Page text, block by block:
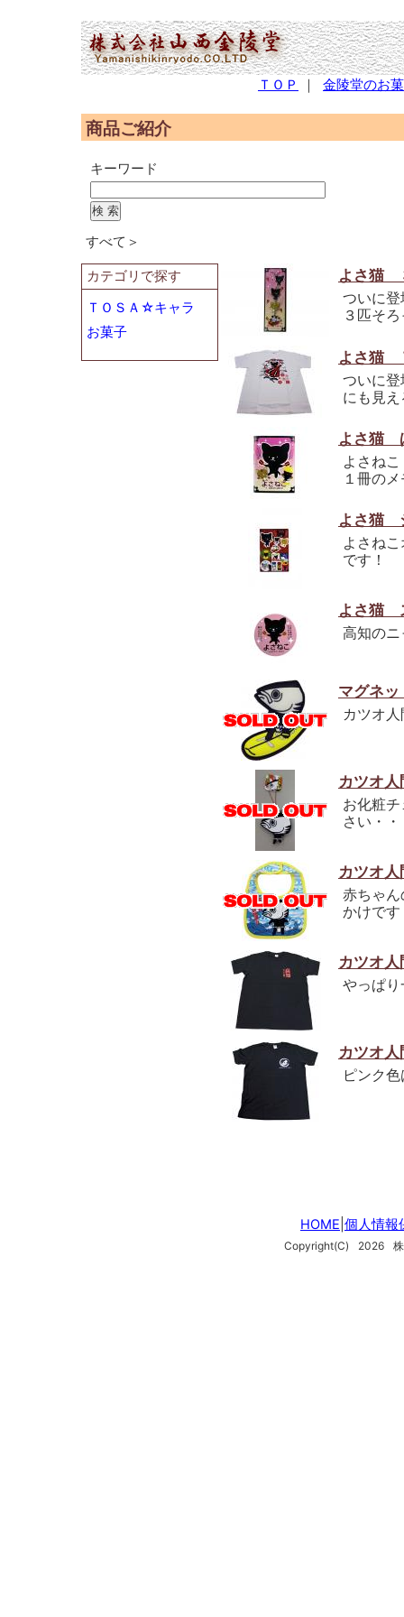
ＴＯＰ ｜ 金陵堂のお
商品ご紹介
キーワード
すべて＞
カテゴリで探す
ＴＯＳＡ☆キャラ
お菓子
よさ猫
ついに
３匹そ
よさ猫
ついに
にも見
よさ猫
よさね
１冊の
よさ猫
よさね
です！
よさ猫
高知の
マグネ
カツオ
カツオ
お化粧
さい・・
カツオ
赤ちゃ
かけです
カツオ
やっぱ
カツオ
ピンク
HOME 個人情報
Copyright(C) 2026